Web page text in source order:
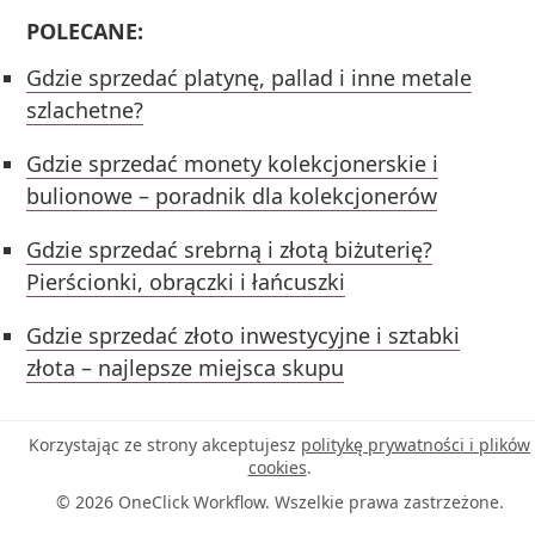
POLECANE:
Gdzie sprzedać platynę, pallad i inne metale
szlachetne?
Gdzie sprzedać monety kolekcjonerskie i
bulionowe – poradnik dla kolekcjonerów
Gdzie sprzedać srebrną i złotą biżuterię?
Pierścionki, obrączki i łańcuszki
Gdzie sprzedać złoto inwestycyjne i sztabki
złota – najlepsze miejsca skupu
Korzystając ze strony akceptujesz politykę prywatności i plików
cookies.
© 2026 OneClick Workflow. Wszelkie prawa zastrzeżone.